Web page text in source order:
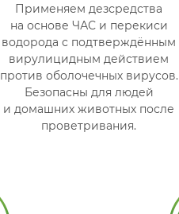
Применяем дезсредства
на основе ЧАС и перекиси
водорода с подтверждённым
вирулицидным действием
против оболочечных вирусов.
Безопасны для людей
и домашних животных после
проветривания.